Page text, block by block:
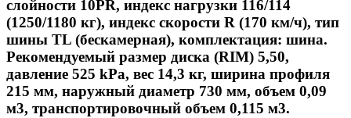
слойности 10PR, индекс нагрузки 116/114
(1250/1180 кг), индекс скорости R (170 км/ч), тип
шины TL (бескамерная), комплектация: шина.
Рекомендуемый размер диска (RIM) 5,50,
давление 525 kPa, вес 14,3 кг, ширина профиля
215 мм, наружный диаметр 730 мм, объем 0,09
м3, транспортировочный объем 0,115 м3.